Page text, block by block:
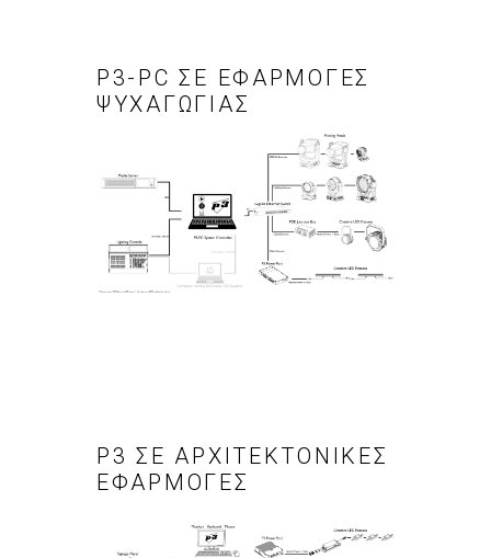
P3-PC ΣΕ ΕΦΑΡΜΟΓΕΣ
ΨΥΧΑΓΩΓΙΑΣ
P3 ΣΕ ΑΡΧΙΤΕΚΤΟΝΙΚΕΣ
ΕΦΑΡΜΟΓΕΣ